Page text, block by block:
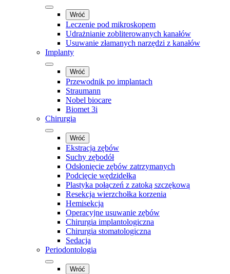
Wróć
Leczenie pod mikroskopem
Udrażnianie zobliterowanych kanałów
Usuwanie złamanych narzędzi z kanałów
Implanty
Wróć
Przewodnik po implantach
Straumann
Nobel biocare
Biomet 3i
Chirurgia
Wróć
Ekstracja zębów
Suchy zębodół
Odsłonięcie zębów zatrzymanych
Podcięcie wędzidełka
Plastyka połączeń z zatoką szczękową
Resekcja wierzchołka korzenia
Hemisekcja
Operacyjne usuwanie zębów
Chirurgia implantologiczna
Chirurgia stomatologiczna
Sedacja
Periodontologia
Wróć